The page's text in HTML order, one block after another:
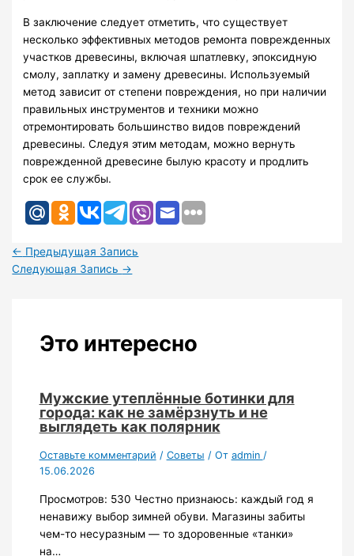
В заключение следует отметить, что существует
несколько эффективных методов ремонта поврежденных
участков древесины, включая шпатлевку, эпоксидную
смолу, заплатку и замену древесины. Используемый
метод зависит от степени повреждения, но при наличии
правильных инструментов и техники можно
отремонтировать большинство видов повреждений
древесины. Следуя этим методам, можно вернуть
поврежденной древесине былую красоту и продлить
срок ее службы.
← Предыдущая Запись
Следующая Запись →
Это интересно
Мужские утеплённые ботинки для
города: как не замёрзнуть и не
выглядеть как полярник
Оставьте комментарий / Советы / От admin /
15.06.2026
Просмотров: 530 Честно признаюсь: каждый год я
ненавижу выбор зимней обуви. Магазины забиты
чем-то несуразным — то здоровенные «танки»
на…